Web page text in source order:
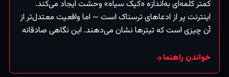
کمتر کلمه‌ای به‌اندازه «کپک سیاه» وحشت ایجاد می‌کند.
اینترنت پر از ادعاهای ترسناک است — اما واقعیت معتدل‌تر از
آن چیزی است که تیترها نشان می‌دهند. این نگاهی صادقانه
نمی‌تواند بکند، و واقعاً چه باید کرد. (این اطلاعات عمومی
است، نه توصیه پزشکی — برای نگرانی‌های سلامتی با پزشک
خواندن راهنما